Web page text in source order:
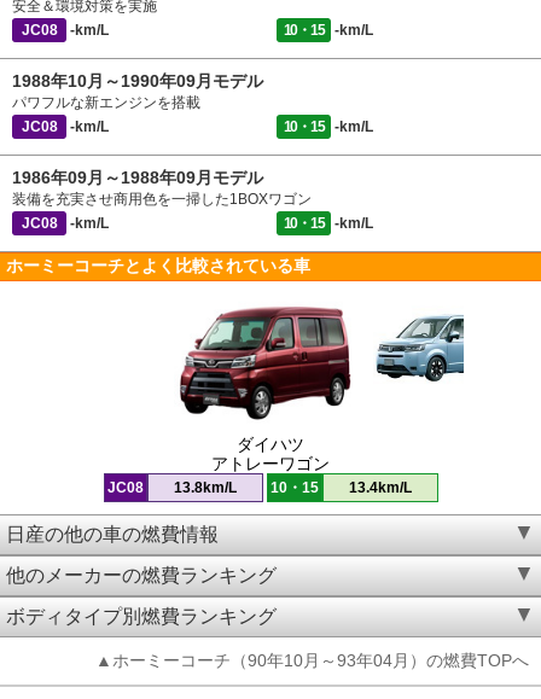
安全＆環境対策を実施
JC08
-km/L 10・15 -km/L
1988年10月～1990年09月モデル
パワフルな新エンジンを搭載
JC08
-km/L 10・15 -km/L
1986年09月～1988年09月モデル
装備を充実させ商用色を一掃した1BOXワゴン
JC08
-km/L 10・15 -km/L
ホーミーコーチとよく比較されている車
ダイハツ
アトレーワゴン
JC08 13.8km/L 10・15 13.4km/L
日産の他の車の燃費情報
他のメーカーの燃費ランキング
ボディタイプ別燃費ランキング
▲ホーミーコーチ（90年10月～93年04月）の燃費TOPへ